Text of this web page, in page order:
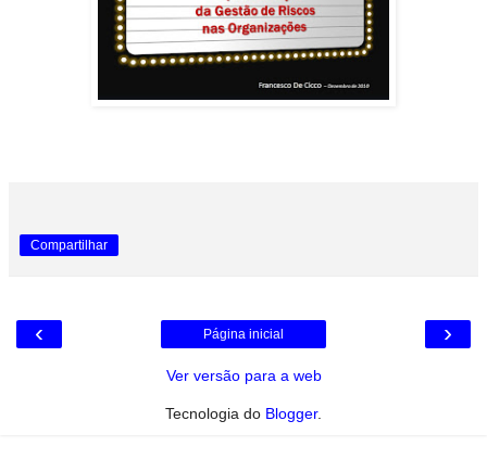
Compartilhar
‹ ›
Página inicial
Ver versão para a web
Tecnologia do Blogger.